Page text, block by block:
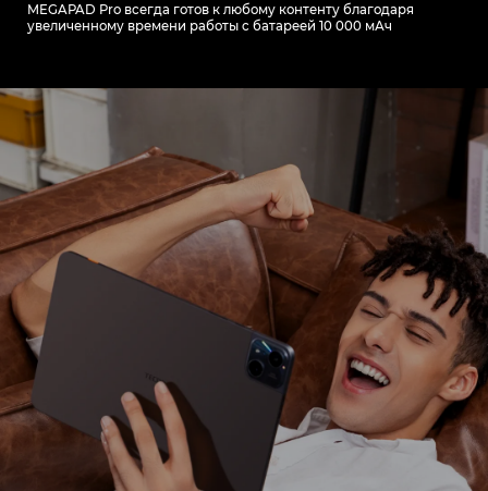
MEGAPAD Pro всегда готов к любому контенту благодаря
увеличенному времени работы с батареей 10 000 мАч